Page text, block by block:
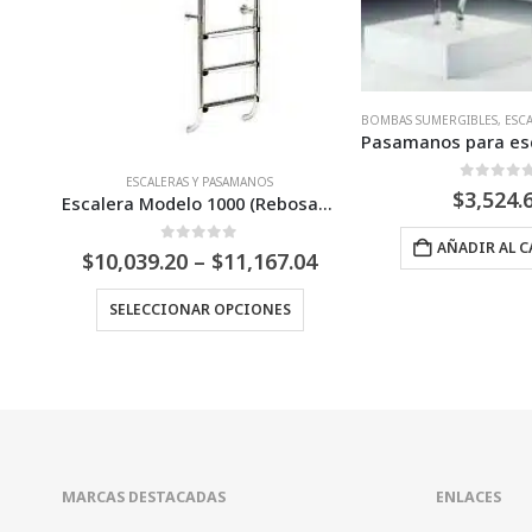
$10,039.20
through
BOMBAS SUMERGIBLES ESCALERAS Y PASAMANOS
0Fuera de 5
$3,524.64
ESCALERAS Y
0Fuera
$3,741.89 – $
MARCAS DESTACADAS ENLACES